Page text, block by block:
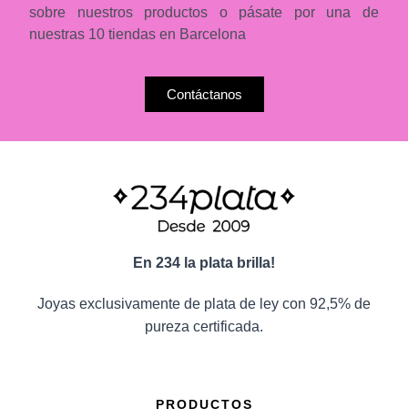
sobre nuestros productos o pásate por una de
nuestras 10 tiendas en Barcelona
Contáctanos
En 234 la plata brilla!
Joyas exclusivamente de plata de ley con 92,5% de
pureza certificada.
PRODUCTOS